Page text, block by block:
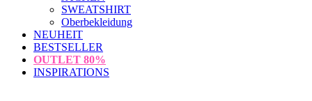
SWEATSHIRT
Oberbekleidung
NEUHEIT
BESTSELLER
OUTLET 80%
INSPIRATIONS